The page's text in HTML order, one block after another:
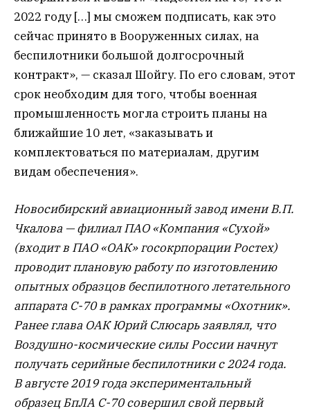
2022 году […] мы сможем подписать, как это
сейчас принято в Вооруженных силах, на
беспилотники большой долгосрочный
контракт», — сказал Шойгу. По его словам, этот
срок необходим для того, чтобы военная
промышленность могла строить планы на
ближайшие 10 лет, «заказывать и
комплектоваться по материалам, другим
видам обеспечения».
Новосибирский авиационный завод имени В.П.
Чкалова — филиал ПАО «Компания «Сухой»
(входит в ПАО «ОАК» госокрпорации Ростех)
проводит плановую работу по изготовлению
опытных образцов беспилотного летательного
аппарата С-70 в рамках программы «Охотник».
Ранее глава ОАК Юрий Слюсарь заявлял, что
Воздушно-космические силы России начнут
получать серийные беспилотники с 2024 года.
В августе 2019 года экспериментальный
образец БпЛА С-70 совершил свой первый